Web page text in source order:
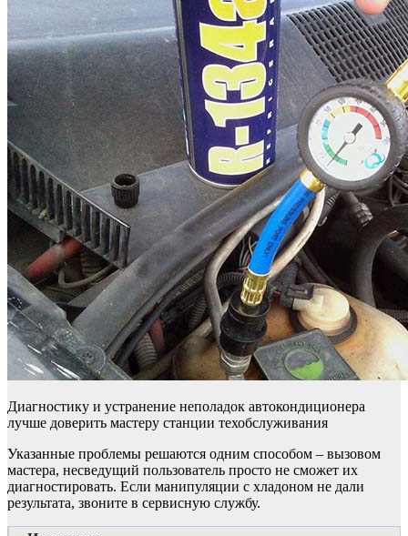
Диагностику и устранение неполадок автокондиционера
лучше доверить мастеру станции техобслуживания
Указанные проблемы решаются одним способом – вызовом
мастера, несведущий пользователь просто не сможет их
диагностировать. Если манипуляции с хладоном не дали
результата, звоните в сервисную службу.